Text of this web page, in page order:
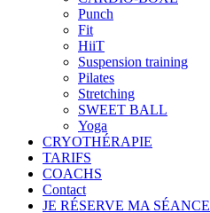
Punch
Fit
HiiT
Suspension training
Pilates
Stretching
SWEET BALL
Yoga
CRYOTHÉRAPIE
TARIFS
COACHS
Contact
JE RÉSERVE MA SÉANCE